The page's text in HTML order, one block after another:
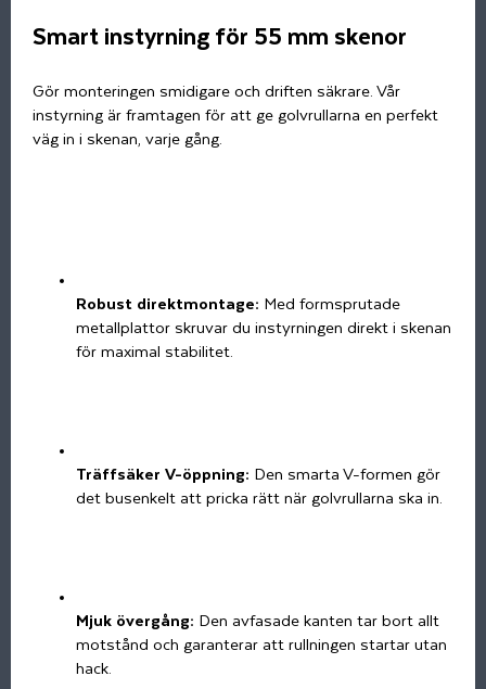
Smart instyrning för 55 mm skenor
Gör monteringen smidigare och driften säkrare. Vår
instyrning är framtagen för att ge golvrullarna en perfekt
väg in i skenan, varje gång.
Robust direktmontage: Med formsprutade
metallplattor skruvar du instyrningen direkt i skenan
för maximal stabilitet.
Träffsäker V-öppning: Den smarta V-formen gör
det busenkelt att pricka rätt när golvrullarna ska in.
Mjuk övergång: Den avfasade kanten tar bort allt
motstånd och garanterar att rullningen startar utan
hack.